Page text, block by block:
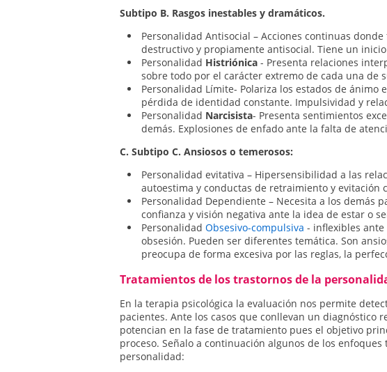
Subtipo B. Rasgos inestables y dramáticos.
Personalidad Antisocial – Acciones continuas
destructivo y propiamente antisocial. Tiene un
Personalidad Histriónica- Presenta relaciones
sobre todo por el carácter extremo de cada una de
Personalidad Límite- Polariza los estados de
pérdida de identidad constante. Impulsividad y
Personalidad Narcisista- Presenta sentimientos
demás. Explosiones de enfado ante la falta de
C. Subtipo C. Ansiosos o temerosos:
Personalidad evitativa – Hipersensibilidad a las
autoestima y conductas de retraimiento y evitación
Personalidad Dependiente – Necesita a los demás
confianza y visión negativa ante la idea de estar o
Personalidad Obsesivo-compulsiva - inflexibles ante
obsesión. Pueden ser diferentes temática. Son
preocupa de forma excesiva por las reglas, la
Tratamientos de los trastornos de la
En la terapia psicológica la evaluación nos permite
pacientes. Ante los casos que conllevan un
potencian en la fase de tratamiento pues el objetivo
proceso. Señalo a continuación algunos de los
personalidad: